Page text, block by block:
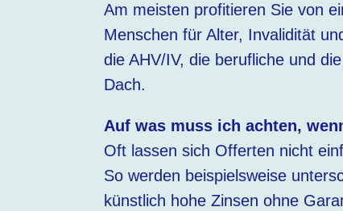
Am meisten profitieren Sie von
Menschen für Alter, Invalidität
die AHV/IV, die berufliche und
Dach.
Auf was muss ich achten,
Oft lassen sich Offerten nicht
So werden beispielsweise
künstlich hohe Zinsen ohne